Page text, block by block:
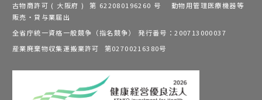
古物商許可 ( 大阪府 ) 第 622080196260 号 動物用管理医療機器等
販売・貸与業届出
全省庁統一資格一般競争（指名競争） 発行番号：200713000037
産業廃棄物収集運搬業許可 第02700216380号